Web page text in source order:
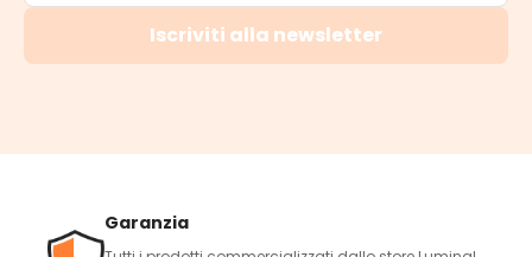
Iscriviti alla newsletter
Garanzia